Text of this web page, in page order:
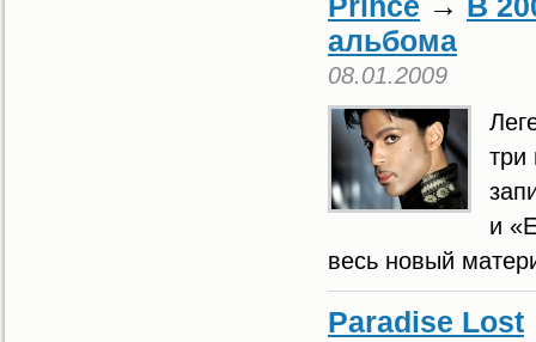
альбома
08.01.2009
три
и
весь новый
Paradise Lost